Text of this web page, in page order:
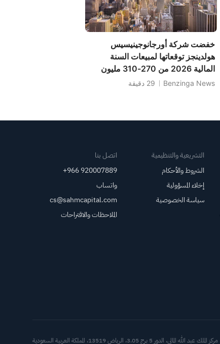
خفضت شركة أورجانوجينيسيس
هولدينجز توقعاتها لمبيعات السنة
المالية 2026 من 270-310 مليون
دولار إلى 179-215 مليون دولار،
Benzinga News 29 دقيقة
التشريعية والتنظيمية
الشروط والأحكام
إخلاء المسؤولية
سياسة الخصوصية
اتصل بنا
+966 920007889
واتساب
cs@sahmcapital.com
الملاحظات والاقتراحات
مركز الملك عبد الله المالي، الدور 5 برج 3.05، الرياض 13519، المملكة العربية السعودية